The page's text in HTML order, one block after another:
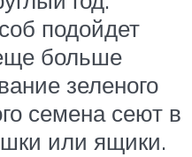
подойдет
больше
зеленого
семена сеют в
или ящики.